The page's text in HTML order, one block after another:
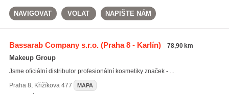
NAVIGOVAT VOLAT NAPIŠTE NÁM
Bassarab Company s.r.o.(Praha 8 - Karlín) 78,90 km
Makeup Group
Jsme oficiální distributor profesionální kosmetiky značek - ...
Praha 8, Křižíkova 477 MAPA